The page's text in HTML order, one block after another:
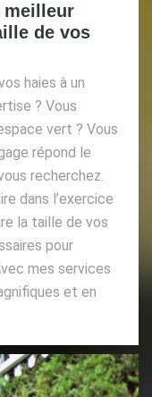
meilleur
de vos
haies à un
? Vous
vert ? Vous
répond le
recherchez.
dans l’exercice
la taille de vos
pour
mes services
et en